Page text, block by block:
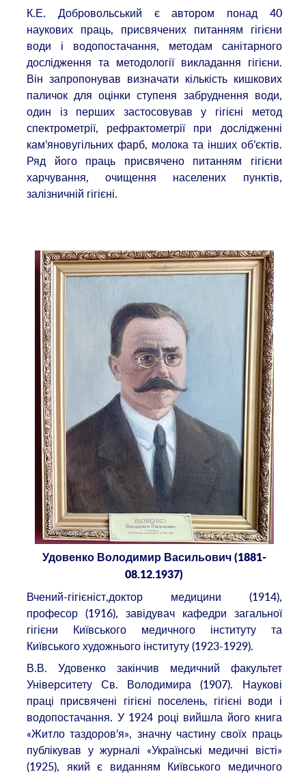
К.Е. Добровольський є автором понад 40
наукових праць, присвячених питанням гігієни
води і водопостачання, методам санітарного
дослідження та методології викладання гігієни.
Він запропонував визначати кількість кишкових
паличок для оцінки ступеня забруднення води,
один із перших застосовував у гігієні метод
спектрометрії, рефрактометрії при дослідженні
кам’яновугільних фарб, молока та інших об’єктів.
Ряд його праць присвячено питанням гігієни
харчування, очищення населених пунктів,
залізничній гігієні.
Удовенко Володимир Васильович (1881-
08.12.1937)
Вчений-гігієніст,доктор медицини (1914),
професор (1916), завідувач кафедри загальної
гігієни Київського медичного інституту та
Київського художнього інституту (1923-1929).
В.В. Удовенко закінчив медичний факультет
Університету Св. Володимира (1907). Наукові
праці присвячені гігієні поселень, гігієні води і
водопостачання. У 1924 році вийшла його книга
«Житло таздоров’я», значну частину своїх праць
публікував у журналі «Українські медичні вісті»
(1925), який є виданням Київського медичного